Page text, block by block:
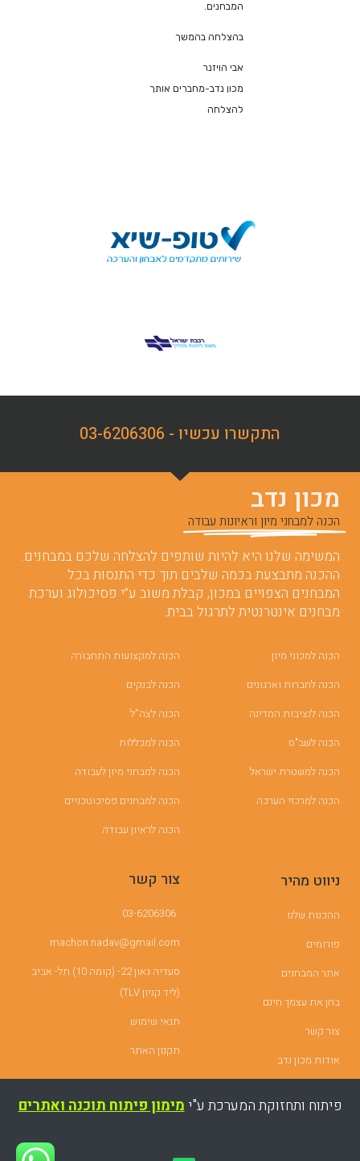
המבחנים.
בהצלחה בהמשך
אבי הויזנר
מכון נדב-מחברים אותך
להצלחה
התקשרו עכשיו - 03-6206306
מכון נדב
הכנה למבחני מיון וראיונות עבודה
המשימה שלנו היא להיות שותפים להצלחה שלכם במבחנים.
ההכנה מתבצעת בכמה שלבים תוך כדי התנסות בכל
המבחנים הצפויים במכון, קבלת משוב ע”י פסיכולוג וערכת
מבחנים אינטרנטית לתרגול בבית.
הכנה למכוני מיון
הכנה לחברות וארגונים
הכנה לנציבות המדינה
הכנה לשב"ס
הכנה למשטרת ישראל
הכנה למרכזי הערכה
הכנה למקצועות התחבורה
הכנה לבנקים
הכנה לצה”ל
הכנה למכללות
הכנה למבחני מיון לעבודה
הכנה למבחנים פסיכוטכניים
הכנה לראיון עבודה
ניווט מהיר
ההכנות שלנו
פורומים
אתר המבחנים
בחן את עצמך חינם
צור קשר
אודות מכון נדב
צור קשר
03-6206306
machon.nadav@gmail.com
סעדיה גאון 22- (קומה 10) תל- אביב
(ליד קניון TLV)
תנאי שימוש
תקנון האתר
פיתוח ותחזוקת המערכת ע"ימימון פיתוח תוכנה ואתרים